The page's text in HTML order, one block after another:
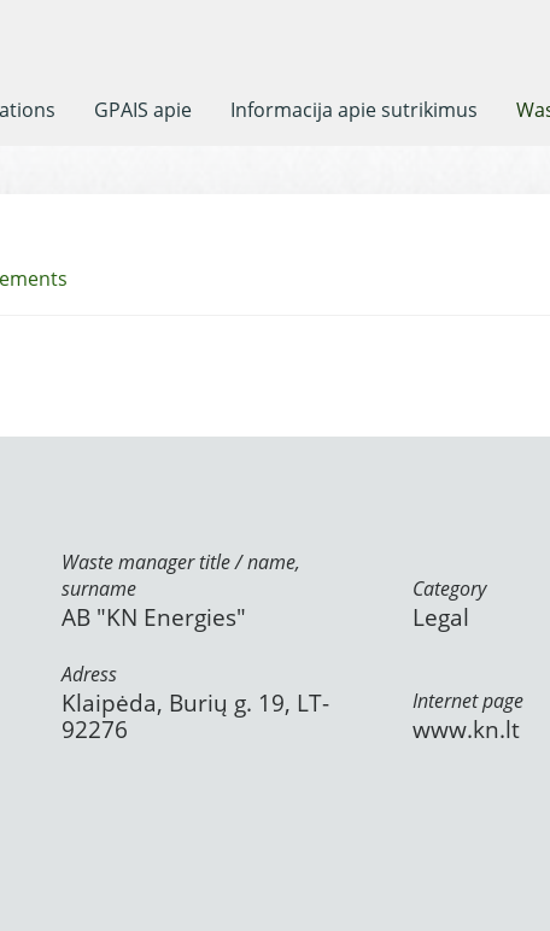
GPAIS apie Informacija apie sutrikimus
Waste manager title / name,
surname
AB "KN Energies"
Category
Legal
Adress
Klaipėda, Burių g. 19, LT-
92276
Internet page
www.kn.lt